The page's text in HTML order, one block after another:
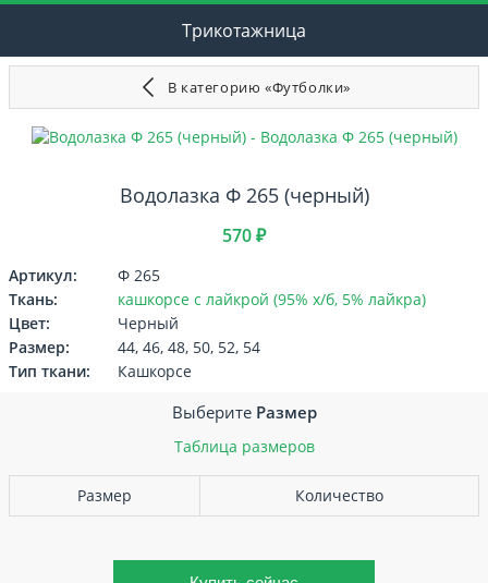
Трикотажница
В категорию «Футболки»
Водолазка Ф 265 (черный)
570 ₽
Артикул:
Ф 265
Ткань:
кашкорсе с лайкрой (95% х/б, 5% лайкра)
Цвет:
Черный
Размер:
44, 46, 48, 50, 52, 54
Тип ткани:
Кашкорсе
Выберите Размер
Таблица размеров
Размер Количество